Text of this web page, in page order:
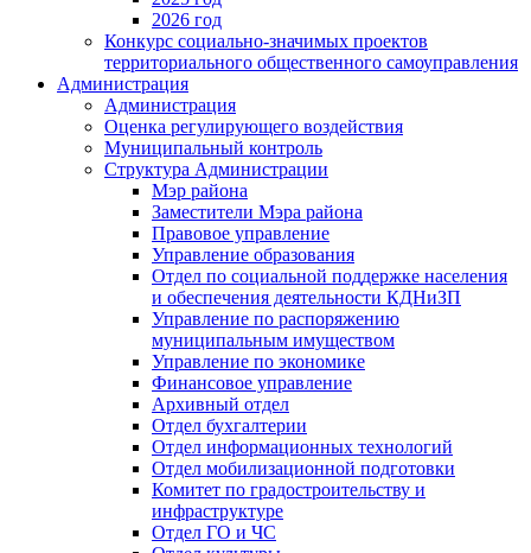
2026 год
Конкурс социально-значимых проектов
территориального общественного самоуправления
Администрация
Администрация
Оценка регулирующего воздействия
Муниципальный контроль
Структура Администрации
Мэр района
Заместители Мэра района
Правовое управление
Управление образования
Отдел по социальной поддержке населения
и обеспечения деятельности КДНиЗП
Управление по распоряжению
муниципальным имуществом
Управление по экономике
Финансовое управление
Архивный отдел
Отдел бухгалтерии
Отдел информационных технологий
Отдел мобилизационной подготовки
Комитет по градостроительству и
инфраструктуре
Отдел ГО и ЧС